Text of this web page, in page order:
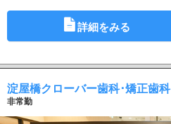
詳細をみる
淀屋橋クローバー歯科･矯正歯科
非常勤